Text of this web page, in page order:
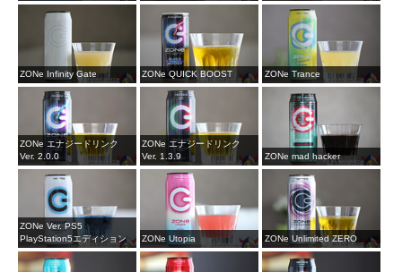
ZONe Infinity Gate ZONe QUICK BOOST ZONe Trance
ZONe エナジードリンク
Ver. 2.0.0
ZONe エナジードリンク
Ver. 1.3.9
ZONe mad hacker
ZONe Ver. PS5
PlayStation5エディション
ZONe Utopia ZONe Unlimited ZERO